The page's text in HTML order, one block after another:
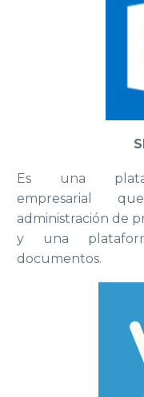
Es una
empresarial
administración de
y una
documentos.